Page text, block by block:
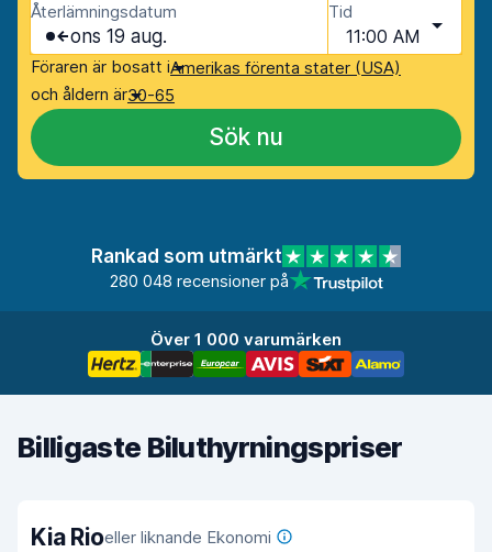
Återlämningsdatum
ons 19 aug.
Tid
11:00 AM
Föraren är bosatt iAmerikas förenta stater (USA)
och åldern är30-65
Sök nu
Rankad som utmärkt
280 048 recensioner på
Över 1 000 varumärken
Billigaste Biluthyrningspriser
Kia Rioeller liknande Ekonomi